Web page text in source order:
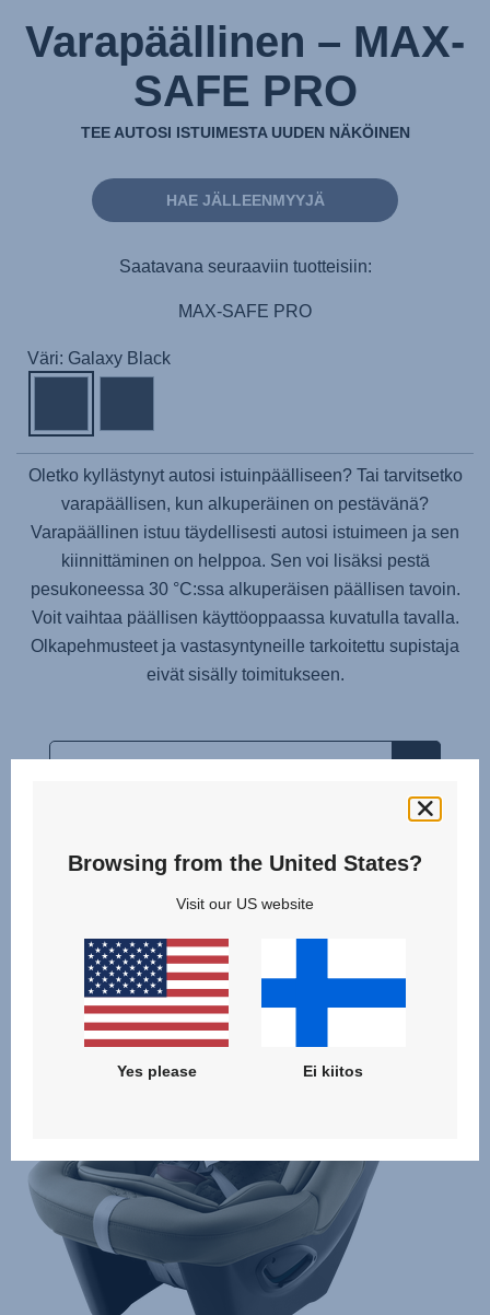
Varapäällinen – MAX-
SAFE PRO
TEE AUTOSI ISTUIMESTA UUDEN NÄKÖINEN
HAE JÄLLEENMYYJÄ
Saatavana seuraaviin tuotteisiin:
MAX-SAFE PRO
Väri: Galaxy Black
Oletko kyllästynyt autosi istuinpäälliseen? Tai tarvitsetko
varapäällisen, kun alkuperäinen on pestävänä?
Varapäällinen istuu täydellisesti autosi istuimeen ja sen
kiinnittäminen on helppoa. Sen voi lisäksi pestä
pesukoneessa 30 °C:ssa alkuperäisen päällisen tavoin.
Voit vaihtaa päällisen käyttöoppaassa kuvatulla tavalla.
Olkapehmusteet ja vastasyntyneille tarkoitettu supistaja
eivät sisälly toimitukseen.
Samankaltaiset tuotteet
Browsing from the United States?
Visit our US website
Yes please Ei kiitos